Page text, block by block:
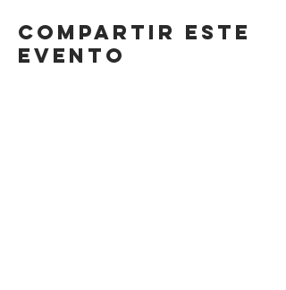
Compartir este
evento